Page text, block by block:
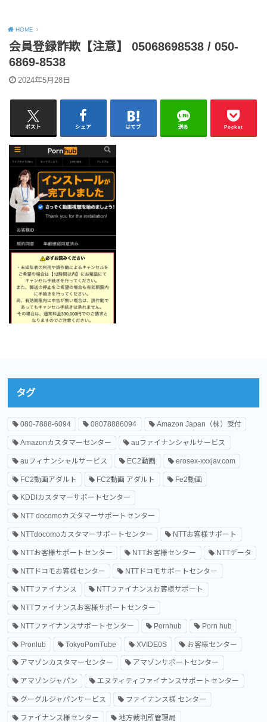
HOME
会員登録詐欺【注意】 05068698538 / 050-
6869-8538
2024年5月28日
ポスト シェア はてブ 送る Pocket
タグ
080-7888-6094 08078886094 Amazon Japan（株）受付
Amazonカスタマーセンター auファイナンシャルサービス
auフィナンシャルサービス EC2動画 erosex-xxxjav.com
FC2動画アダルト FC2動画 アダルト Fe2動画
KDDIカスタマーサポートセンター
NTT docomoカスタマーサポートセンター
NTTdocomoカスタマーサポートセンター NTTお客様サポート
NTTお客様サポートセンター NTTお客様センター NTTデータ
NTTドコモお客様センター NTTドコモサポートセンター
NTTファイナンス NTTファイナンスお客様サポート
NTTファイナンスお客様サポートセンター
NTTファイナンスサポートセンター Pornhub Porn hub
Pronlub TokyoPomTube XVIDE0S お客様センター
アマゾンカスタマーセンター アマゾンサポートセンター
アマゾンジャパン エヌティティファイナンスサポートセンター
グーグルジャパンサービス ファイナンス様 センター
ファイナンス様センター 地方裁判所管理局